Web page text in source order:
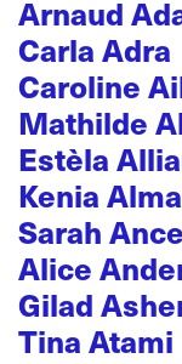
Arnaud
Carla Adra
Caroline
Mathilde
Estèla
Kenia
Sarah
Alice
Gilad
Tina Atami